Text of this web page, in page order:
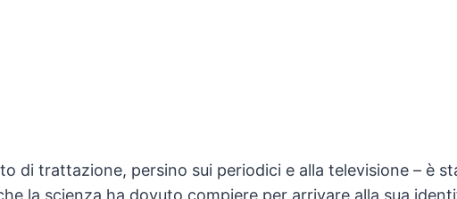
di trattazione, persino sui periodici e alla televisione – è
la scienza ha dovuto compiere per arrivare alla sua